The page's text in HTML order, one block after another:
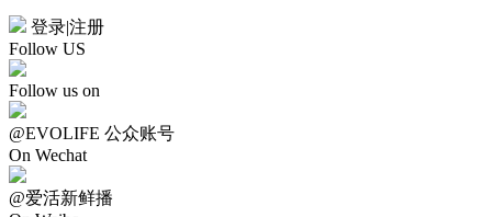
登录|注册
Follow US
Follow us on
@EVOLIFE 公众账号
On Wechat
@爱活新鲜播